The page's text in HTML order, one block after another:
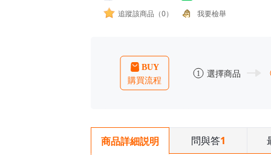
追蹤該商品（0）
我要檢舉
商品詳細説明 問與答1